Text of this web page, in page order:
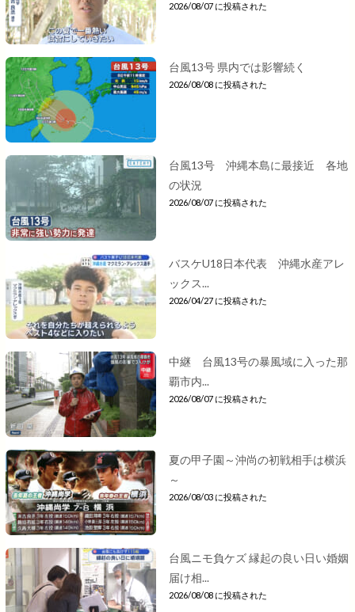
2026/08/07 に投稿された
台風13号 県内では影響続く
2026/08/08 に投稿された
台風13号 沖縄本島に最接近 各地
の状況
2026/08/07 に投稿された
バスケU18日本代表 沖縄水産アレ
ックス...
2026/04/27 に投稿された
中継 台風13号の暴風域に入った那
覇市内...
2026/08/07 に投稿された
夏の甲子園～沖尚の初戦相手は横浜
～
2026/08/03 に投稿された
台風ニモ負ケズ 縁起の良い日い婚姻
届け相...
2026/08/08 に投稿された